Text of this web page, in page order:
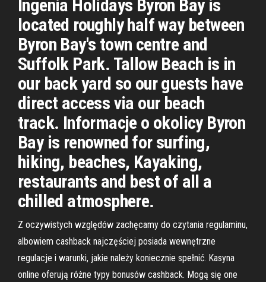
Ingenia Holidays Byron Bay is
located roughly half way between
Byron Bay's town centre and
Suffolk Park. Tallow Beach is in
our back yard so our guests have
direct access via our beach
track. Informacje o okolicy Byron
Bay is renowned for surfing,
hiking, beaches, Kayaking,
restaurants and best of all a
chilled atmosphere.
Z oczywistych względów zachęcamy do czytania regulaminu,
albowiem cashback najczęściej posiada wewnętrzne
regulacje i warunki, jakie należy koniecznie spełnić. Kasyna
online oferują różne typy bonusów cashback. Mogą się one